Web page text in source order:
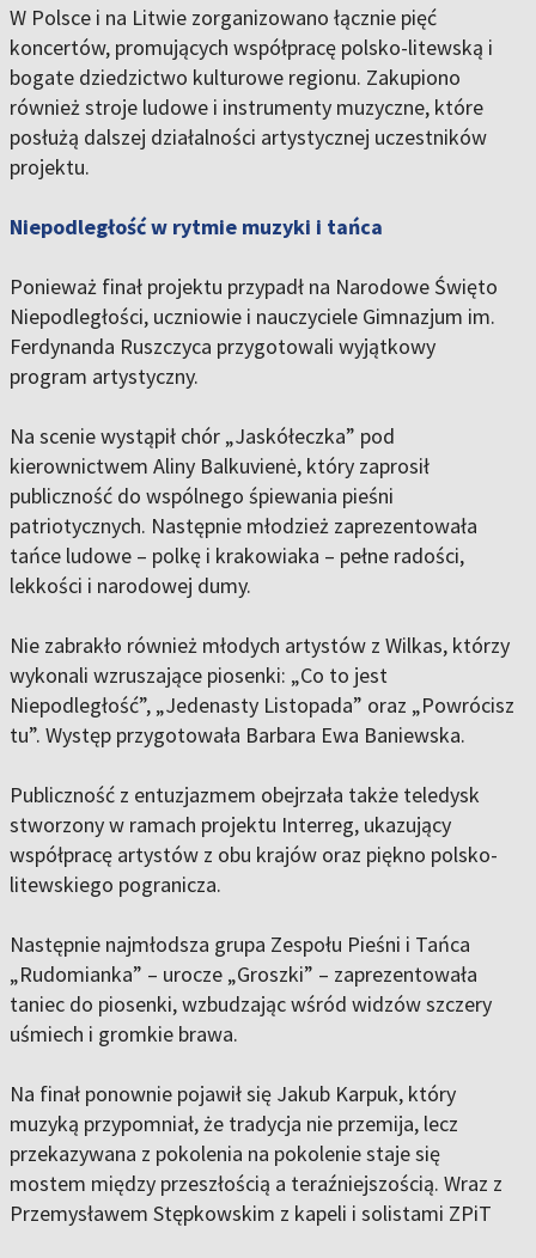
W Polsce i na Litwie zorganizowano łącznie pięć
koncertów, promujących współpracę polsko-litewską i
bogate dziedzictwo kulturowe regionu. Zakupiono
również stroje ludowe i instrumenty muzyczne, które
posłużą dalszej działalności artystycznej uczestników
projektu.
Niepodległość w rytmie muzyki i tańca
Ponieważ finał projektu przypadł na Narodowe Święto
Niepodległości, uczniowie i nauczyciele Gimnazjum im.
Ferdynanda Ruszczyca przygotowali wyjątkowy
program artystyczny.
Na scenie wystąpił chór „Jaskółeczka” pod
kierownictwem Aliny Balkuvienė, który zaprosił
publiczność do wspólnego śpiewania pieśni
patriotycznych. Następnie młodzież zaprezentowała
tańce ludowe – polkę i krakowiaka – pełne radości,
lekkości i narodowej dumy.
Nie zabrakło również młodych artystów z Wilkas, którzy
wykonali wzruszające piosenki: „Co to jest
Niepodległość”, „Jedenasty Listopada” oraz „Powrócisz
tu”. Występ przygotowała Barbara Ewa Baniewska.
Publiczność z entuzjazmem obejrzała także teledysk
stworzony w ramach projektu Interreg, ukazujący
współpracę artystów z obu krajów oraz piękno polsko-
litewskiego pogranicza.
Następnie najmłodsza grupa Zespołu Pieśni i Tańca
„Rudomianka” – urocze „Groszki” – zaprezentowała
taniec do piosenki, wzbudzając wśród widzów szczery
uśmiech i gromkie brawa.
Na finał ponownie pojawił się Jakub Karpuk, który
muzyką przypomniał, że tradycja nie przemija, lecz
przekazywana z pokolenia na pokolenie staje się
mostem między przeszłością a teraźniejszością. Wraz z
Przemysławem Stępkowskim z kapeli i solistami ZPiT